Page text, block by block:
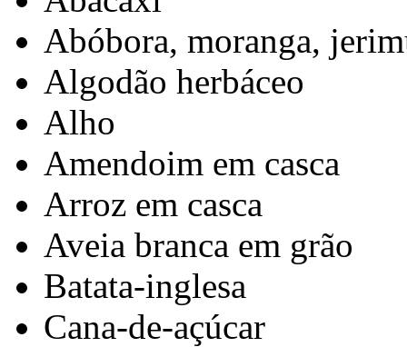
Abóbora, moranga,
Algodão herbáceo
Alho
Amendoim em casca
Arroz em casca
Aveia branca em grão
Batata-inglesa
Cana-de-açúcar